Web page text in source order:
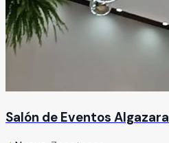
Salón de Eventos Algazara